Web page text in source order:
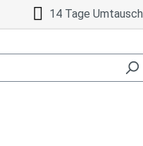
14 Tage Umtausch